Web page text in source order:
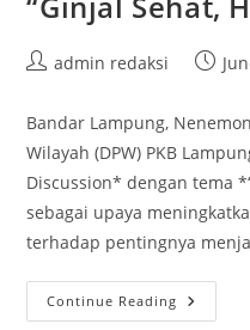
Postadmin redaksi
Post
Bandar Lampung,
Wilayah (DPW) PKB
Discussion* dengan tema
sebagai upaya
terhadap pentingnya
Continue Reading PKB